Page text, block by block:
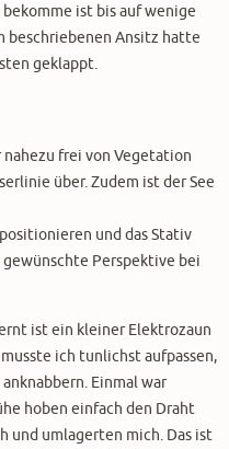
ist bis auf wenige
beschriebenen Ansitz hatte
geklappt.
nahezu frei von Vegetation
über. Zudem ist der See
und das Stativ
Perspektive bei
ist ein kleiner Elektrozaun
ich tunlichst aufpassen,
Einmal war
hoben einfach den Draht
und umlagerten mich. Das ist